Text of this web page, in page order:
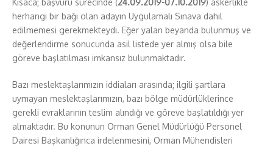
herhangi bir bağı olan adayın Uygulamalı Sınava dahil
edilmemesi gerekmekteydi. Eğer yalan beyanda bulunmuş ve
değerlendirme sonucunda asil listede yer almış olsa bile
göreve başlatılması imkansız bulunmaktadır.
Bazı meslektaşlarımızın iddiaları arasında; ilgili şartlara
uymayan meslektaşlarımızın, bazı bölge müdürlüklerince
gerekli evraklarının teslim alındığı ve göreve başlatıldığı yer
almaktadır. Bu konunun Orman Genel Müdürlüğü Personel
Dairesi Başkanlığınca irdelenmesini, Orman Mühendisleri